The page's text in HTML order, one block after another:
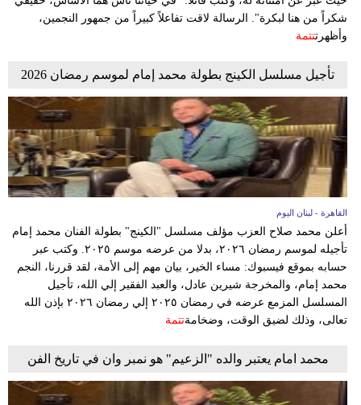
شكراً من هنا لبكرة". الرسالة لاقت تفاعلاً كبيراً من جمهور النجمين،
وأظهرتتتمة
تأجيل مسلسل الكينج بطولة محمد إمام لموسم رمضان 2026
القاهرة - لبنان اليوم
أعلن محمد صلاح العزب مؤلف مسلسل "الكينج" بطولة الفنان محمد إمام
تأجيله لموسم رمضان ٢٠٢٦، بدلا من عرضه موسم ٢٠٢٥. وكتب عبر
حسابه بموقع فيسبوك: مساء الخير، بيان مهم إلى الأمة، لقد قررنا، النجم
محمد إمام، والمخرجة شيرين عادل، والعبد الفقير إلي الله، تأجيل
المسلسل المزمع عرضه في رمضان ٢٠٢٥ إلي رمضان ٢٠٢٦ بإذن الله
تعالى، وذلك لضيق الوقت، وضخامةتتمة
محمد امام يعتبر والده "الزعيم" هو نمبر وان في تاريخ الفن